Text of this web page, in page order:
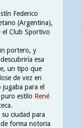
Federico
(Argentina),
Club Sportivo
portero, y
esa
un tipo que
de vez en
para el
estilo René
ciudad para
forma notoria